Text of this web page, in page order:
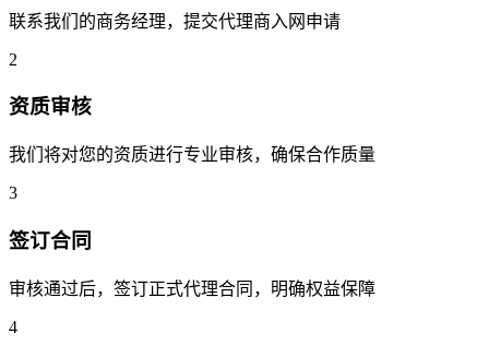
联系我们的商务经理，提交代理商入网申请
2
资质审核
我们将对您的资质进行专业审核，确保合作质量
3
签订合同
审核通过后，签订正式代理合同，明确权益保障
4